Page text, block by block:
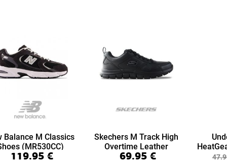
Balance M Classics
(MR530CC)
119.95 €
Skechers M Track High
Overtime Leather
(999894-BBK)
69.95 €
7/8